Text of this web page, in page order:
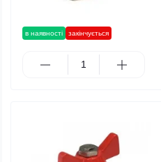
в наявності закінчується